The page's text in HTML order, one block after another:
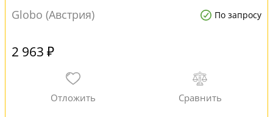
Globo (Австрия) По запросу
2 963 ₽